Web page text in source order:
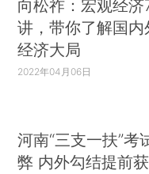
向松祚：宏观经济
讲，带你了解国内
经济大局
2022年04月06日
河南“三支一扶”考
弊 内外勾结提前